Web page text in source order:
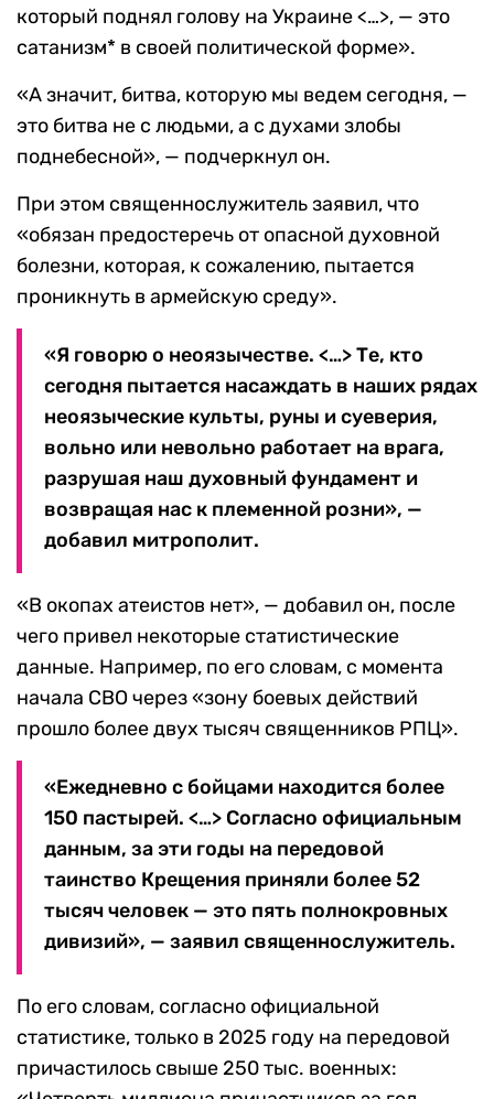
который поднял голову на Украине <…>, — это
сатанизм* в своей политической форме».
«А значит, битва, которую мы ведем сегодня, —
это битва не с людьми, а с духами злобы
поднебесной», — подчеркнул он.
При этом священнослужитель заявил, что
«обязан предостеречь от опасной духовной
болезни, которая, к сожалению, пытается
проникнуть в армейскую среду».
«Я говорю о неоязычестве. <…> Те, кто
сегодня пытается насаждать в наших рядах
неоязыческие культы, руны и суеверия,
вольно или невольно работает на врага,
разрушая наш духовный фундамент и
возвращая нас к племенной розни», —
добавил митрополит.
«В окопах атеистов нет», — добавил он, после
чего привел некоторые статистические
данные. Например, по его словам, с момента
начала СВО через «зону боевых действий
прошло более двух тысяч священников РПЦ».
«Ежедневно с бойцами находится более
150 пастырей. <…> Согласно официальным
данным, за эти годы на передовой
таинство Крещения приняли более 52
тысяч человек — это пять полнокровных
дивизий», — заявил священнослужитель.
По его словам, согласно официальной
статистике, только в 2025 году на передовой
причастилось свыше 250 тыс. военных: